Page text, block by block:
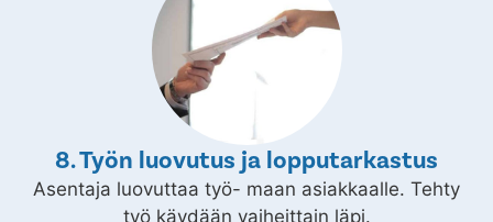
8. Työn luovutus ja lopputarkastus
Asentaja luovuttaa työ- maan asiakkaalle. Tehty
työ käydään vaiheittain läpi.